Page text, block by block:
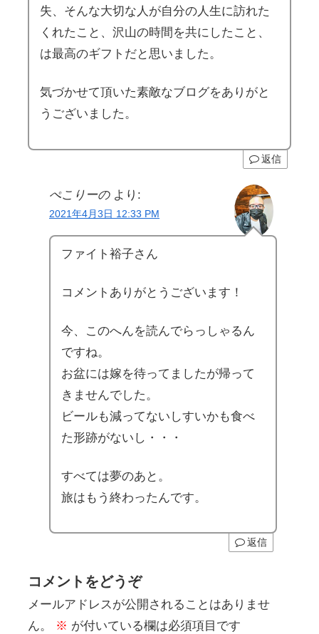
失、そんな大切な人が自分の人生に訪れた
くれたこと、沢山の時間を共にしたこと、
は最高のギフトだと思いました。
気づかせて頂いた素敵なブログをありがと
うございました。
返信
ぺこりーの より:
2021年4月3日 12:33 PM
ファイト裕子さん
コメントありがとうございます！
今、このへんを読んでらっしゃるん
ですね。
お盆には嫁を待ってましたが帰って
きませんでした。
ビールも減ってないしすいかも食べ
た形跡がないし・・・
すべては夢のあと。
旅はもう終わったんです。
返信
コメントをどうぞ
メールアドレスが公開されることはありませ
ん。
※ が付いている欄は必須項目です